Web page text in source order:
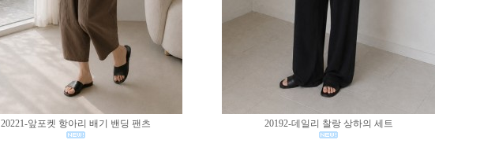
20221-앞포켓 항아리 배기 밴딩 팬츠 20192-데일리 찰랑 상하의 세트